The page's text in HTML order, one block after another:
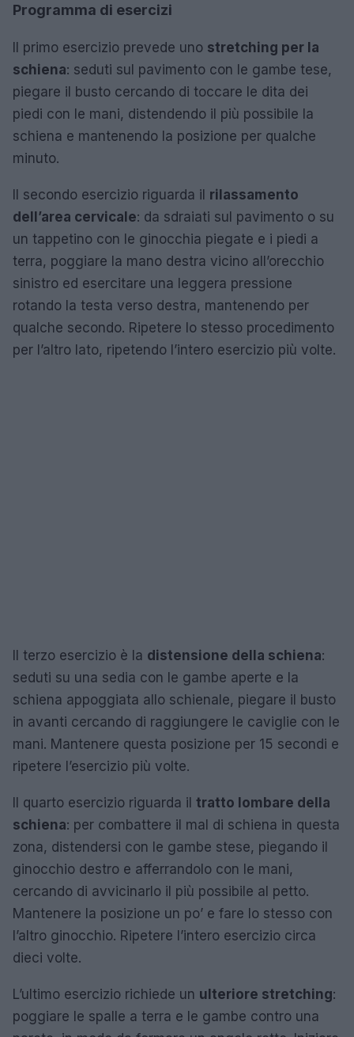
Programma di esercizi
Il primo esercizio prevede uno stretching per la
schiena: seduti sul pavimento con le gambe tese,
piegare il busto cercando di toccare le dita dei
piedi con le mani, distendendo il più possibile la
schiena e mantenendo la posizione per qualche
minuto.
Il secondo esercizio riguarda il rilassamento
dell’area cervicale: da sdraiati sul pavimento o su
un tappetino con le ginocchia piegate e i piedi a
terra, poggiare la mano destra vicino all’orecchio
sinistro ed esercitare una leggera pressione
rotando la testa verso destra, mantenendo per
qualche secondo. Ripetere lo stesso procedimento
per l’altro lato, ripetendo l’intero esercizio più volte.
Il terzo esercizio è la distensione della schiena:
seduti su una sedia con le gambe aperte e la
schiena appoggiata allo schienale, piegare il busto
in avanti cercando di raggiungere le caviglie con le
mani. Mantenere questa posizione per 15 secondi e
ripetere l’esercizio più volte.
Il quarto esercizio riguarda il tratto lombare della
schiena: per combattere il mal di schiena in questa
zona, distendersi con le gambe stese, piegando il
ginocchio destro e afferrandolo con le mani,
cercando di avvicinarlo il più possibile al petto.
Mantenere la posizione un po’ e fare lo stesso con
l’altro ginocchio. Ripetere l’intero esercizio circa
dieci volte.
L’ultimo esercizio richiede un ulteriore stretching:
poggiare le spalle a terra e le gambe contro una